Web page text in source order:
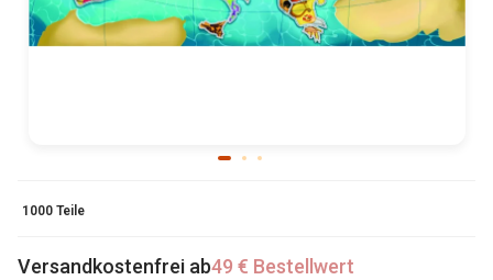
1000 Teile
Versandkostenfrei ab49 € Bestellwert